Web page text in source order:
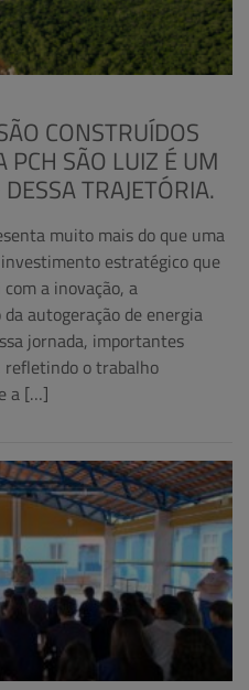
CONSTRUÍDOS
PCH SÃO LUIZ É UM
TRAJETÓRIA.
muito mais do que uma
estratégico que
a inovação, a
autogeração de energia
jornada, importantes
refletindo o trabalho
a […]